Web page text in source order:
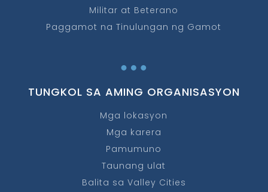
Militar at Beterano
Paggamot na Tinulungan ng Gamot
…
TUNGKOL SA AMING ORGANISASYON
Mga lokasyon
Mga karera
Pamumuno
Taunang ulat
Balita sa Valley Cities